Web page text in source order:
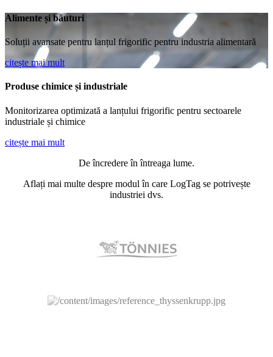
Alimente și băuturi
Soluții avansate pentru lanțul frigorific pentru industria alimentară
citește mai mult
Produse chimice și industriale
Monitorizarea optimizată a lanțului frigorific pentru sectoarele
industriale și chimice
citește mai mult
De încredere în întreaga lume.
Aflați mai multe despre modul în care LogTag se potrivește
industriei dvs.